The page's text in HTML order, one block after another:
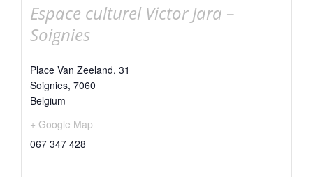
Espace culturel Victor Jara –
Soignies
Place Van Zeeland, 31
Soignies, 7060
Belgium
+ Google Map
067 347 428